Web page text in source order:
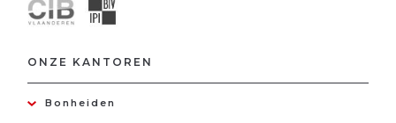
ONZE KANTOREN
Bonheiden